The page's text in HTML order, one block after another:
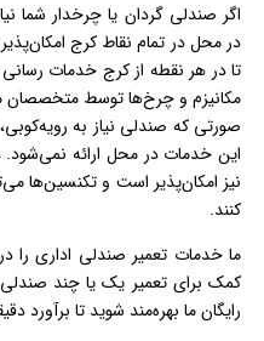
اگر صندلی گردان یا چرخدار شما
در محل در تمام نقاط کرج
تا در هر نقطه از کرج خدمات
مکانیزم و چرخ‌ها توسط متخصصان
صورتی که صندلی نیاز به
این خدمات در محل ارائه
نیز امکان‌پذیر است و تکنسین‌ها
کنند.
ما خدمات تعمیر صندلی اداری را
کمک برای تعمیر یک یا چند صندلی
رایگان ما بهره‌مند شوید تا برآورد